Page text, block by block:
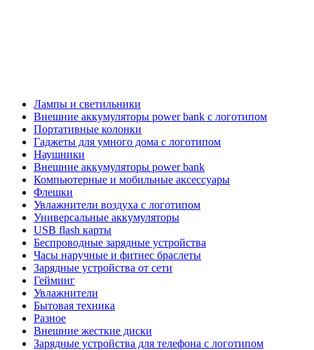
Лампы и светильники
Внешние аккумуляторы power bank с логотипом
Портативные колонки
Гаджеты для умного дома с логотипом
Наушники
Внешние аккумуляторы power bank
Компьютерные и мобильные аксессуары
Флешки
Увлажнители воздуха с логотипом
Универсальные аккумуляторы
USB flash карты
Беспроводные зарядные устройства
Часы наручные и фитнес браслеты
Зарядные устройства от сети
Гейминг
Увлажнители
Бытовая техника
Разное
Внешние жесткие диски
Зарядные устройства для телефона с логотипом